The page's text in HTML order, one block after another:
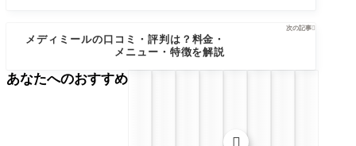
次の記事
メディミールの口コミ・評判は？料金・
メニュー・特徴を解説
あなたへのおすすめ
